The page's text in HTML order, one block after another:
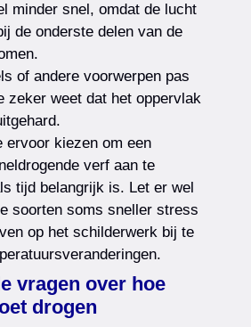
minder snel, omdat de lucht
de onderste delen van de
of andere voorwerpen pas
zeker weet dat het oppervlak
ervoor kiezen om een
verf aan te
tijd belangrijk is. Let er wel
soorten soms sneller stress
op het schilderwerk bij te
vragen over hoe
drogen